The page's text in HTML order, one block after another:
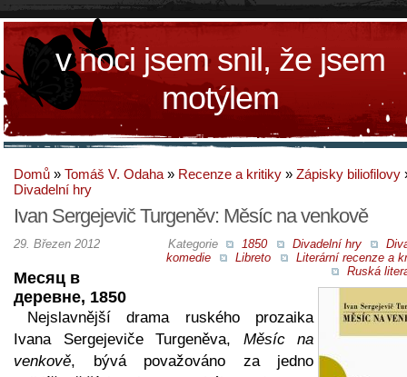
v noci jsem snil, že jsem
motýlem
Domů » Tomáš V. Odaha » Recenze a kritiky » Zápisky biliofilovy
Divadelní hry
Ivan Sergejevič Turgeněv: Měsíc na venkově
Kategorie 1850 Divadelní hry
komedie
Libreto
Literární recenze a
Ruská
29. Březen 2012
Месяц в
деревне, 1850
Nejslavnější drama ruského prozaika
Ivana Sergejeviče Turgeněva, Měsíc na
venkově, bývá považováno za jedno